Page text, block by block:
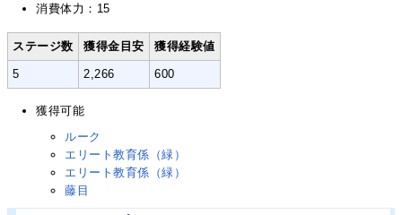
消費体力：15
ステージ数 獲得金目安 獲得経験値
5 2,266 600
獲得可能
ルーク
エリート教育係（緑）
エリート教育係（緑）
藤目